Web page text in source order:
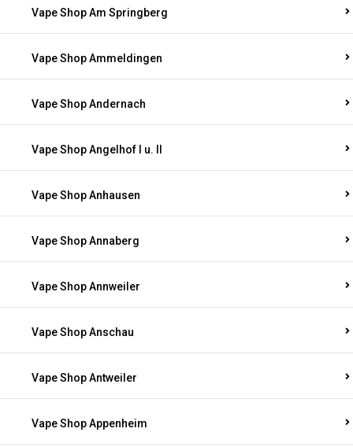
Vape Shop Am Springberg
Vape Shop Ammeldingen
Vape Shop Andernach
Vape Shop Angelhof I u. II
Vape Shop Anhausen
Vape Shop Annaberg
Vape Shop Annweiler
Vape Shop Anschau
Vape Shop Antweiler
Vape Shop Appenheim